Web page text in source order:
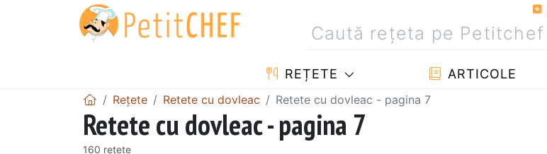
REȚETE ARTICOLE
Rețete Retete cu dovleac Retete cu dovleac - pagina 7
Retete cu dovleac - pagina 7
160 rețete